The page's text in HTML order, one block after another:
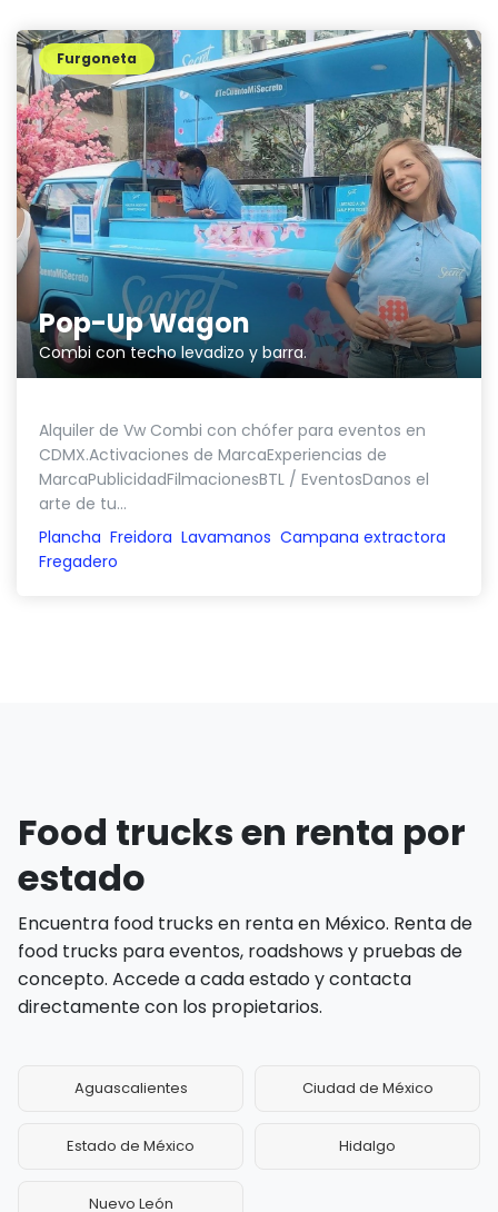
Pop-Up Wagon
Combi con techo levadizo y barra.
Furgoneta
Alquiler de Vw Combi con chófer para eventos en
CDMX.Activaciones de MarcaExperiencias de
MarcaPublicidadFilmacionesBTL / EventosDanos el
arte de tu...
Plancha Freidora Lavamanos Campana extractora
Fregadero
Food trucks en renta por
estado
Encuentra food trucks en renta en México. Renta de
food trucks para eventos, roadshows y pruebas de
concepto. Accede a cada estado y contacta
directamente con los propietarios.
Aguascalientes Ciudad de México
Estado de México Hidalgo
Nuevo León